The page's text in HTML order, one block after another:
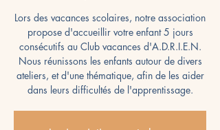
Lors des vacances scolaires, notre association
propose d'accueillir votre enfant 5 jours
consécutifs au Club vacances d'A.D.R.I.E.N.
Nous réunissons les enfants autour de divers
ateliers, et d'une thématique, afin de les aider
dans leurs difficultés de l'apprentissage.